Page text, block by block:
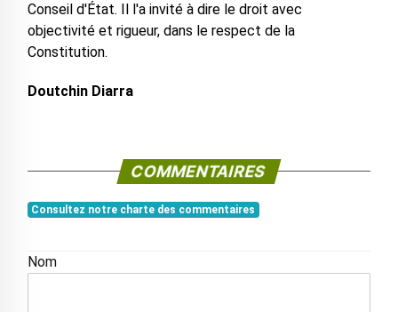
Conseil d'État. Il l'a invité à dire le droit avec
objectivité et rigueur, dans le respect de la
Constitution.
Doutchin Diarra
COMMENTAIRES
Consultez notre charte des commentaires
Nom